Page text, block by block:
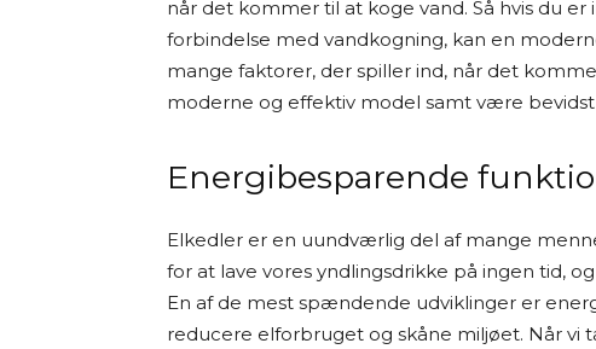
og er med til at finansiere arbejdet med at
Jeg synes, det er vigtigt at være ærlig om,
selv har haft alle produkterne i hænderne,
Tak fordi du læser med på Osmedhus.dk!
når det kommer til at koge vand. Så hvis du
forbindelse med vandkogning, kan en
mange faktorer, der spiller ind, når det
moderne og effektiv model samt være
Energibesparende
Elkedler er en uundværlig del af mange
for at lave vores yndlingsdrikke på ingen tid,
En af de mest spændende udviklinger er
reducere elforbruget og skåne miljøet. Når vi